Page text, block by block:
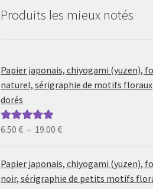
Produits les mieux notés
Papier japonais, chiyogami (yuzen),
naturel, sérigraphie de motifs floraux
dorés
Note5.00sur
6.50€ – 19.00€Plage
prix :
6.50 €
Papier japonais, chiyogami (yuzen),
noir, sérigraphie de petits motifs